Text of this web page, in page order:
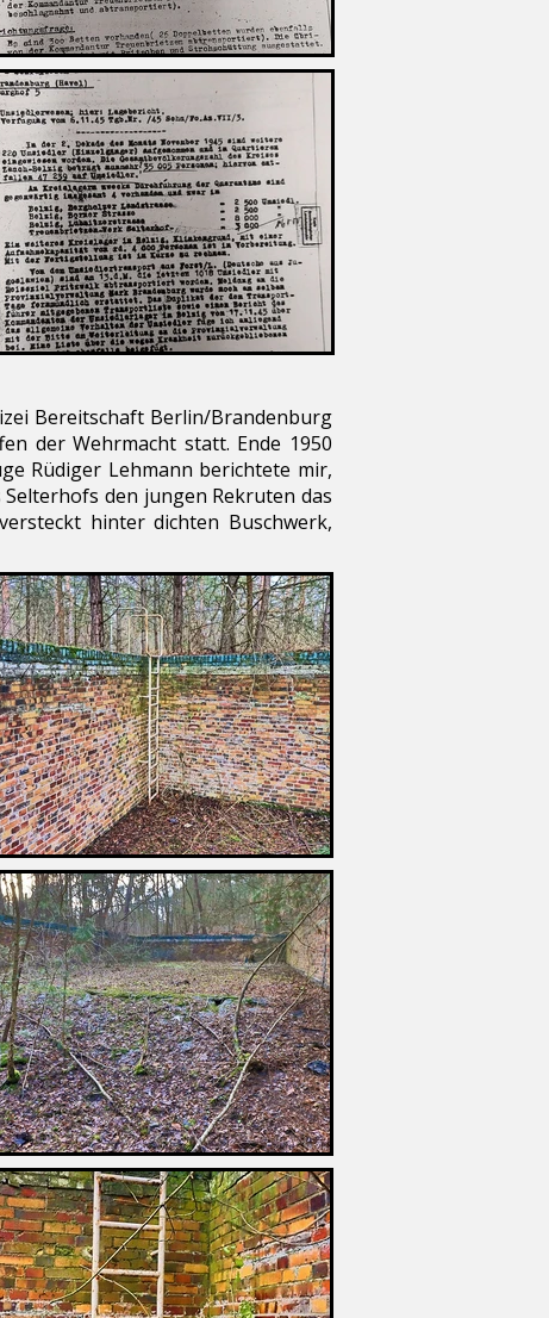
Bereitschaft Berlin/Brandenburg
der Wehrmacht statt. Ende 1950
Rüdiger Lehmann berichtete mir,
den jungen Rekruten das
hinter dichten Buschwerk,